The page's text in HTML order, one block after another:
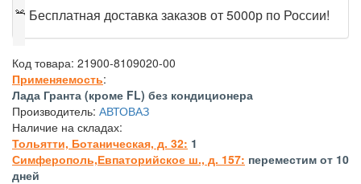
🎁 Бесплатная доставка заказов от 5000р по России!
Код товара: 21900-8109020-00
Применяемость:
Лада Гранта (кроме FL) без кондиционера
Производитель: АВТОВАЗ
Наличие на складах:
Тольятти, Ботаническая, д. 32: 1
Симферополь,Евпаторийское ш., д. 157: переместим от 10
дней